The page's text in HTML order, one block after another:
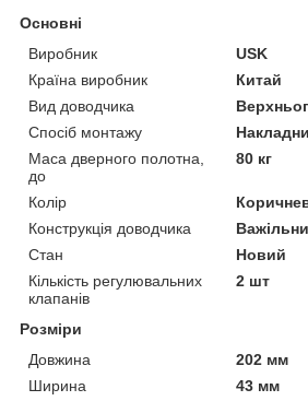
Основні
Виробник
USK
Країна виробник
Китай
Вид доводчика
Спосіб монтажу
Маса дверного полотна,
до
80 кг
Колір
Конструкція доводчика
Стан
Новий
Кількість регулювальних
клапанів
2 шт
Розміри
Довжина
202 мм
Ширина
43 мм